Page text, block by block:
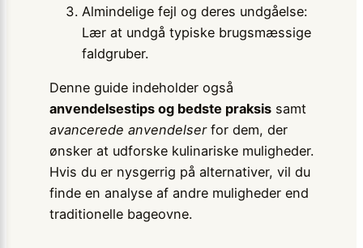
Almindelige fejl og deres undgåelse:
Lær at undgå typiske brugsmæssige
faldgruber.
Denne guide indeholder også
anvendelsestips og bedste praksissamt
avancerede anvendelserfor dem, der
ønsker at udforske kulinariske muligheder.
Hvis du er nysgerrig på alternativer, vil du
finde en analyse af andre muligheder end
traditionelle bageovne.